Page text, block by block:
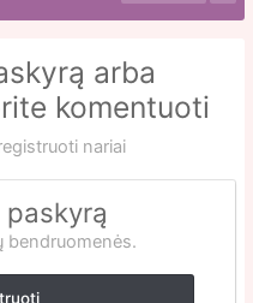
arba
komentuoti
nariai
bendruomenės.